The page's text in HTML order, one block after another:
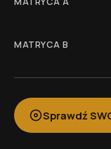
MATRYCA B
Sprawdź